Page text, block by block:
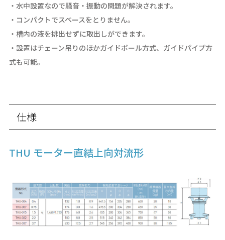
・水中設置なので騒音・振動の問題が解決されます。
・コンパクトでスペースをとりません。
・槽内の液を排出せずに取出しができます。
・設置はチェーン吊りのほかガイドポール方式、ガイドパイプ方
式も可能。
仕様
THU モーター直結上向対流形